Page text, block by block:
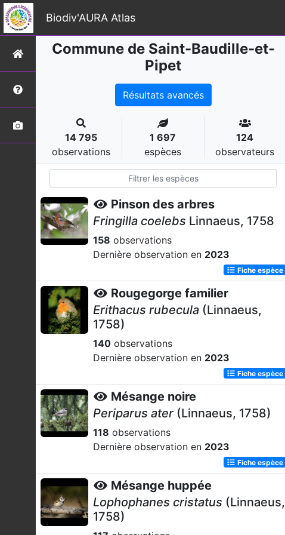
Biodiv'AURA Atlas
Commune de Saint-Baudille-et-
Pipet
Résultats avancés
14 795
observations
1 697
espèces
124
observateurs
Pinson des arbres
Fringilla coelebs Linnaeus, 1758
158 observations
Dernière observation en 2023
Fiche espèce
Rougegorge familier
Erithacus rubecula (Linnaeus,
1758)
140 observations
Dernière observation en 2023
Fiche espèce
Mésange noire
Periparus ater (Linnaeus, 1758)
118 observations
Dernière observation en 2023
Fiche espèce
Mésange huppée
Lophophanes cristatus (Linnaeus,
1758)